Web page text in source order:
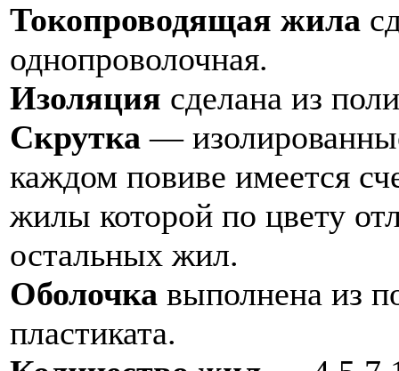
Токопроводящая жила
однопроволочная.
Изоляция сделана из
Скрутка —
каждом повиве имеется
жилы которой по цвету
остальных жил.
Оболочка выполнена из
пластиката.